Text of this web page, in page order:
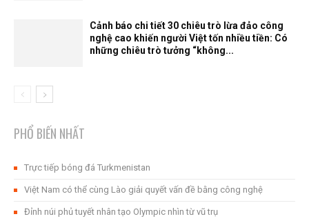
Cảnh báo chi tiết 30 chiêu trò lừa đảo công
nghệ cao khiến người Việt tốn nhiều tiền: Có
những chiêu trò tưởng “không...
PHỔ BIẾN NHẤT
Trực tiếp bóng đá Turkmenistan
Việt Nam có thể cùng Lào giải quyết vấn đề bằng công nghệ
Đỉnh núi phủ tuyết nhân tạo Olympic nhìn từ vũ trụ